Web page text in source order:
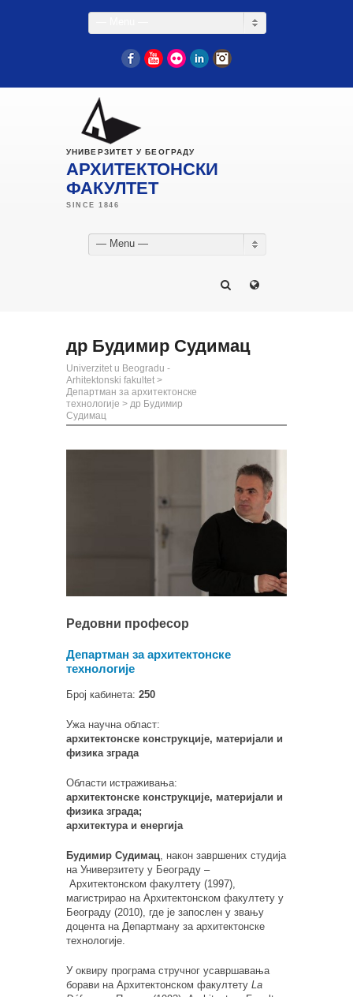
FacebookYouTube
Flickr LinkedIn
УНИВЕРЗИТЕТ У БЕОГРАДУ
АРХИТЕКТОНСКИ
ФАКУЛТЕТ
— Menu —
др Будимир Судимац
Univerzitet u Beogradu -
Arhitektonski fakultet >
Департман за архитектонске
технологије > др Будимир
Судимац
Редовни професор
Департман за архитектонске
технологије
Број кабинета: 250
Ужа научна област:
архитектонске конструкције, материјали и
физика зграда
Области истраживања:
архитектонске конструкције, материјали и
физика зграда;
архитектура и енергија
Будимир Судимац, након завршених студија
на Универзитету у Београду –
Архитектонском факултету (1997),
магистрирао на Архитектонском факултету у
Београду (2010), где је запослен у звању
доцента на Департману за архитектонске
технологије.
У оквиру програма стручног усавршавања
борави на Архитектонском факултету La